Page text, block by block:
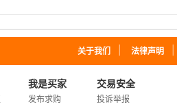
关于我们 法律声明
我是买家
发布求购
交易安全
投诉举报